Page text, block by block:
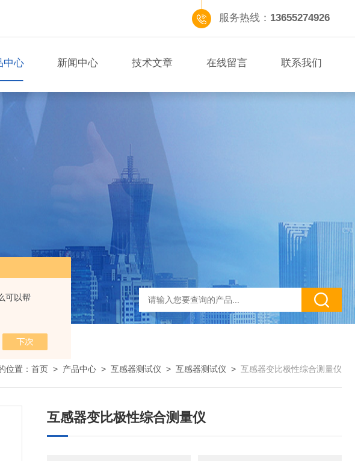
可以帮
服务热线： 13655274926
中心 新闻中心 技术文章 在线留言 联系我们
位置： 首页 > 产品中心 > 互感器测试仪 > 互感器测试仪 > 互感器变比极性综合测量仪
互感器变比极性综合测量仪